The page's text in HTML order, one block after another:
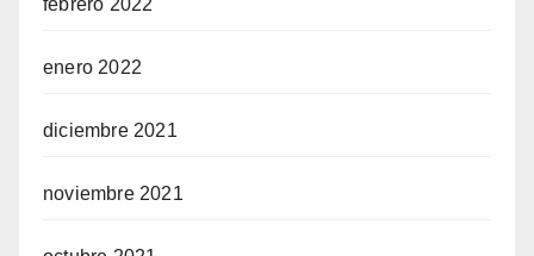
febrero 2022
enero 2022
diciembre 2021
noviembre 2021